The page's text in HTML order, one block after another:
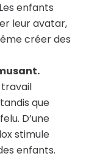
Les enfants
leur avatar,
créer des
que
D’une
stimule
enfants.